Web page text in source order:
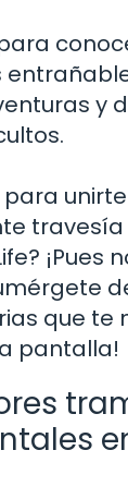
y
para
travesía
¡Pues
que te
pantalla!